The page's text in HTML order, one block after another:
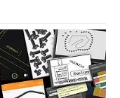
、後で参照できる「証
のメンタルモデルを